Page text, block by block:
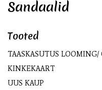
Sandaalid
Tooted
TAASKASUTUS LOOMING/
KINKEKAART
UUS KAUP